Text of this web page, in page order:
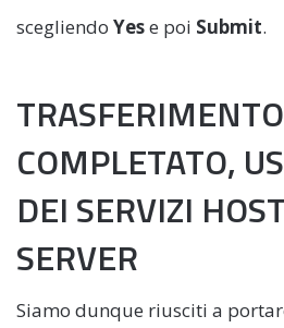
scegliendo Yese poi Submit.
COMPLETATO,
DEI SERVIZI
SERVER
Siamo dunque riusciti a